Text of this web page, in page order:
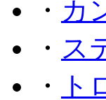
・ カ
・ ス
・
ト